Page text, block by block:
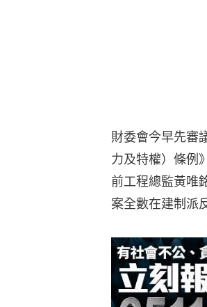
財委會今早先審
力及特權）條例
前工程總監黃唯
案全數在建制派